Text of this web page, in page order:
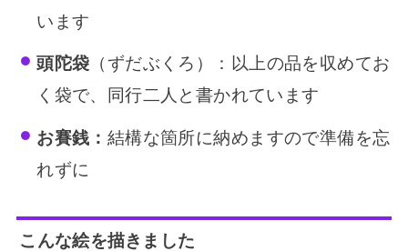
います
頭陀袋 （ずだぶくろ）：以上の品を収めてお
く袋で、同行二人と書かれています
お賽銭： 結構な箇所に納めますので準備を忘
れずに
こんな絵を描きました